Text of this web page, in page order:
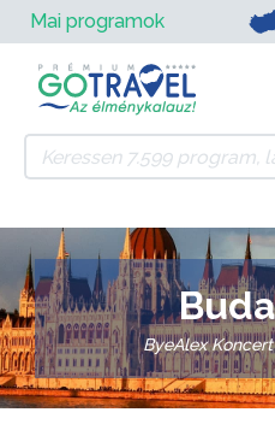
Mai programok
ByeAlex